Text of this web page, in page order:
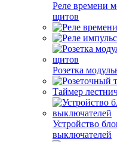
Реле времени
щитов
Розетка
Таймер
Устройство
выключателей